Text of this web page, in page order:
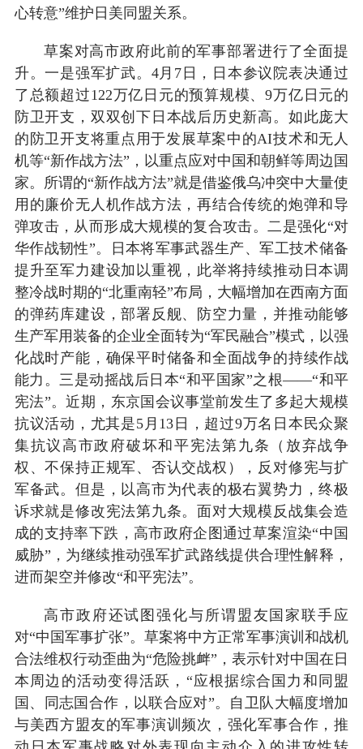
心转意”维护日美同盟关系。
草案对高市政府此前的军事部署进行了全面提
升。一是强军扩武。4月7日，日本参议院表决通过
了总额超过122万亿日元的预算规模、9万亿日元的
防卫开支，双双创下日本战后历史新高。如此庞大
的防卫开支将重点用于发展草案中的AI技术和无人
机等“新作战方法”，以重点应对中国和朝鲜等周边国
家。所谓的“新作战方法”就是借鉴俄乌冲突中大量使
用的廉价无人机作战方法，再结合传统的炮弹和导
弹攻击，从而形成大规模的复合攻击。二是强化“对
华作战韧性”。日本将军事武器生产、军工技术储备
提升至军力建设加以重视，此举将持续推动日本调
整冷战时期的“北重南轻”布局，大幅增加在西南方面
的弹药库建设，部署反舰、防空力量，并推动能够
生产军用装备的企业全面转为“军民融合”模式，以强
化战时产能，确保平时储备和全面战争的持续作战
能力。三是动摇战后日本“和平国家”之根——“和平
宪法”。近期，东京国会议事堂前发生了多起大规模
抗议活动，尤其是5月13日，超过9万名日本民众聚
集抗议高市政府破坏和平宪法第九条（放弃战争
权、不保持正规军、否认交战权），反对修宪与扩
军备武。但是，以高市为代表的极右翼势力，终极
诉求就是修改宪法第九条。面对大规模反战集会造
成的支持率下跌，高市政府企图通过草案渲染“中国
威胁”，为继续推动强军扩武路线提供合理性解释，
进而架空并修改“和平宪法”。
高市政府还试图强化与所谓盟友国家联手应
对“中国军事扩张”。草案将中方正常军事演训和战机
合法维权行动歪曲为“危险挑衅”，表示针对中国在日
本周边的活动变得活跃，“应根据综合国力和同盟
国、同志国合作，以联合应对”。自卫队大幅度增加
与美西方盟友的军事演训频次，强化军事合作，推